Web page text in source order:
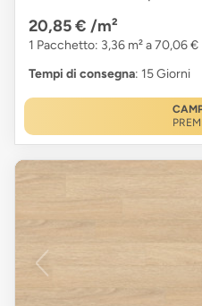
20,85 € /m²
1 Pacchetto: 3,36 m² a 70,06 €
Tempi di consegna: 15 Giorni